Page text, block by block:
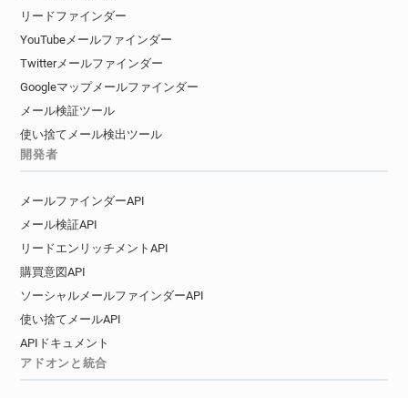
リードファインダー
YouTubeメールファインダー
Twitterメールファインダー
Googleマップメールファインダー
メール検証ツール
使い捨てメール検出ツール
開発者
メールファインダーAPI
メール検証API
リードエンリッチメントAPI
購買意図API
ソーシャルメールファインダーAPI
使い捨てメールAPI
APIドキュメント
アドオンと統合